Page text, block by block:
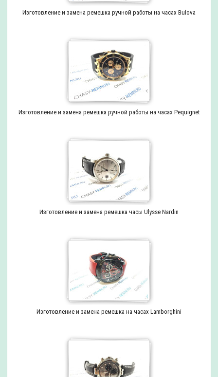
Изготовление и замена ремешка ручной работы на часах Bulova
Изготовление и замена ремешка ручной работы на часах Pequignet
Изготовление и замена ремешка часы Ulysse Nardin
Изготовление и замена ремешка на часах Lamborghini